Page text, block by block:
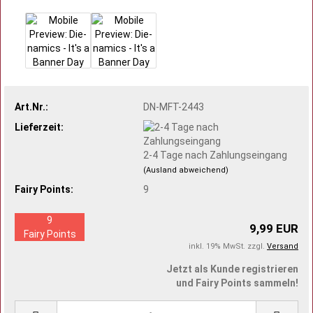
Art.Nr.:
DN-MFT-2443
Lieferzeit:
2-4 Tage nach Zahlungseingang
(Ausland abweichend)
Fairy Points: 9
9,99 EUR
inkl. 19% MwSt. zzgl. Versand
9
Fairy Points
Jetzt als Kunde registrieren
und Fairy Points sammeln!